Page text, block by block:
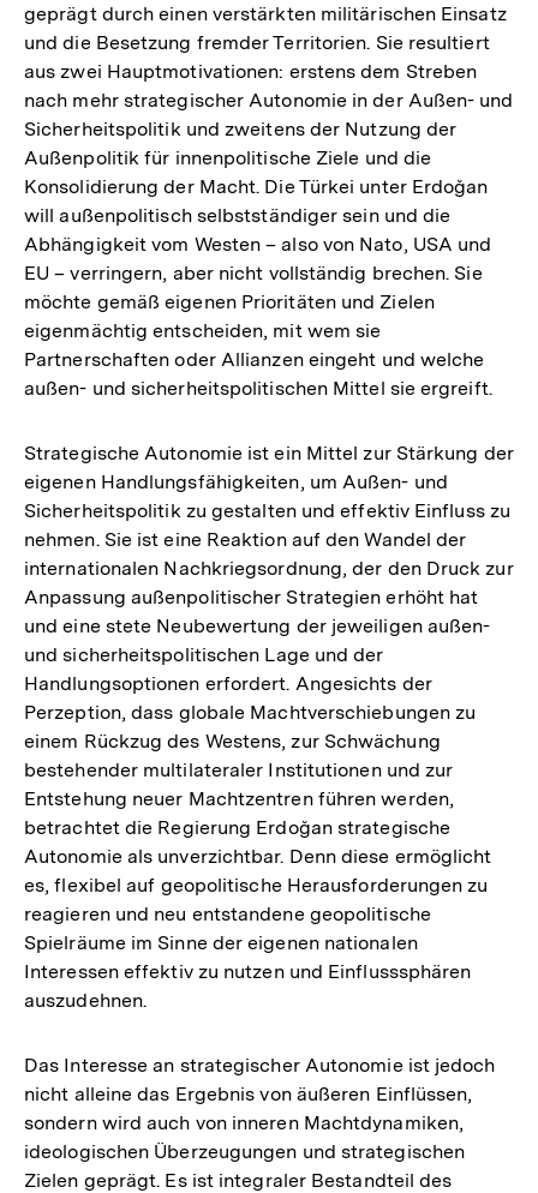
geprägt durch einen verstärkten militärischen Einsatz
und die Besetzung fremder Territorien. Sie resultiert
aus zwei Hauptmotivationen: erstens dem Streben
nach mehr strategischer Autonomie in der Außen- und
Sicherheitspolitik und zweitens der Nutzung der
Außenpolitik für innenpolitische Ziele und die
Konsolidierung der Macht. Die Türkei unter Erdoğan
will außenpolitisch selbstständiger sein und die
Abhängigkeit vom Westen – also von Nato, USA und
EU – verringern, aber nicht vollständig brechen. Sie
möchte gemäß eigenen Prioritäten und Zielen
eigenmächtig entscheiden, mit wem sie
Partnerschaften oder Allianzen eingeht und welche
außen- und sicherheitspolitischen Mittel sie ergreift.
Strategische Autonomie ist ein Mittel zur Stärkung der
eigenen Handlungsfähigkeiten, um Außen- und
Sicherheitspolitik zu gestalten und effektiv Einfluss zu
nehmen. Sie ist eine Reaktion auf den Wandel der
internationalen Nachkriegsordnung, der den Druck zur
Anpassung außenpolitischer Strategien erhöht hat
und eine stete Neubewertung der jeweiligen außen-
und sicherheitspolitischen Lage und der
Handlungsoptionen erfordert. Angesichts der
Perzeption, dass globale Machtverschiebungen zu
einem Rückzug des Westens, zur Schwächung
bestehender multilateraler Institutionen und zur
Entstehung neuer Machtzentren führen werden,
betrachtet die Regierung Erdoğan strategische
Autonomie als unverzichtbar. Denn diese ermöglicht
es, flexibel auf geopolitische Herausforderungen zu
reagieren und neu entstandene geopolitische
Spielräume im Sinne der eigenen nationalen
Interessen effektiv zu nutzen und Einflusssphären
auszudehnen.
Das Interesse an strategischer Autonomie ist jedoch
nicht alleine das Ergebnis von äußeren Einflüssen,
sondern wird auch von inneren Machtdynamiken,
ideologischen Überzeugungen und strategischen
Zielen geprägt. Es ist integraler Bestandteil des